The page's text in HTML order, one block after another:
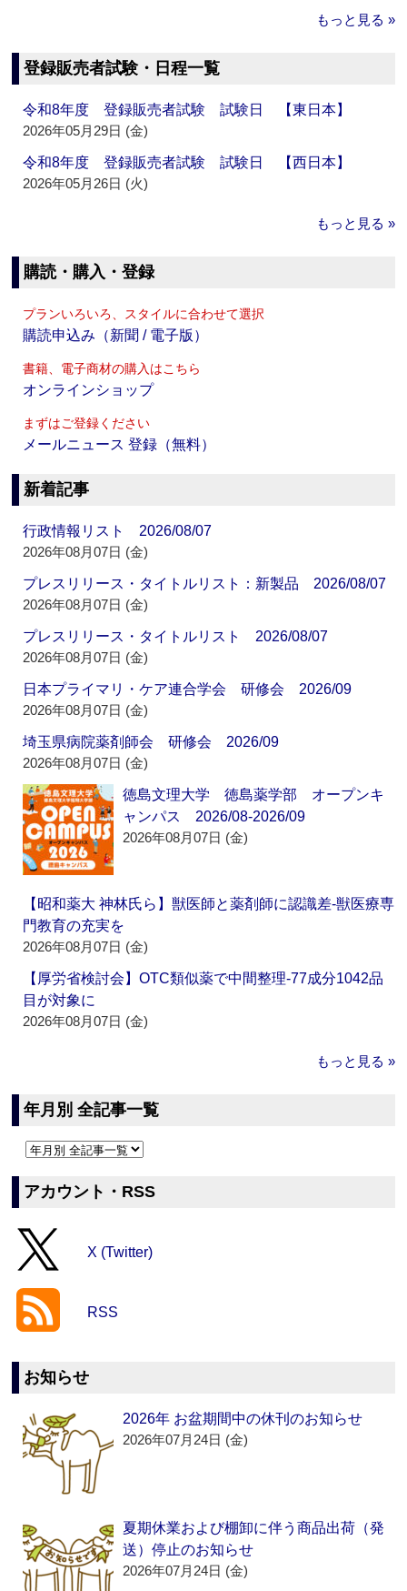
もっと見る »
登録販売者試験・日程一覧
令和8年度 登録販売者試験 試験日 【東日本】
2026年05月29日 (金)
令和8年度 登録販売者試験 試験日 【西日本】
2026年05月26日 (火)
もっと見る »
購読・購入・登録
プランいろいろ、スタイルに合わせて選択
購読申込み（新聞 / 電子版）
書籍、電子商材の購入はこちら
オンラインショップ
まずはご登録ください
メールニュース 登録（無料）
新着記事
行政情報リスト 2026/08/07
2026年08月07日 (金)
プレスリリース・タイトルリスト：新製品 2026/08/07
2026年08月07日 (金)
プレスリリース・タイトルリスト 2026/08/07
2026年08月07日 (金)
日本プライマリ・ケア連合学会 研修会 2026/09
2026年08月07日 (金)
埼玉県病院薬剤師会 研修会 2026/09
2026年08月07日 (金)
徳島文理大学 徳島薬学部 オープンキ
ャンパス 2026/08-2026/09
2026年08月07日 (金)
【昭和薬大 神林氏ら】獣医師と薬剤師に認識差‐獣医療専
門教育の充実を
2026年08月07日 (金)
【厚労省検討会】OTC類似薬で中間整理‐77成分1042品
目が対象に
2026年08月07日 (金)
もっと見る »
年月別 全記事一覧
アカウント・RSS
X (Twitter)
RSS
お知らせ
2026年 お盆期間中の休刊のお知らせ
2026年07月24日 (金)
夏期休業および棚卸に伴う商品出荷（発
送）停止のお知らせ
2026年07月24日 (金)